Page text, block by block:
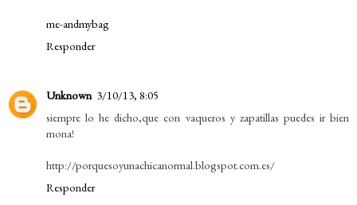
me-andmybag
Responder
Unknown 3/10/13, 8:05
siempre lo he dicho,que con vaqueros y zapatillas puedes ir bien
mona!
http://porquesoyunachicanormal.blogspot.com.es/
Responder